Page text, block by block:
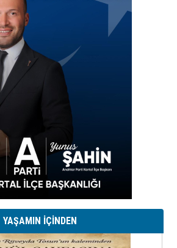
YAŞAMIN İÇİNDEN